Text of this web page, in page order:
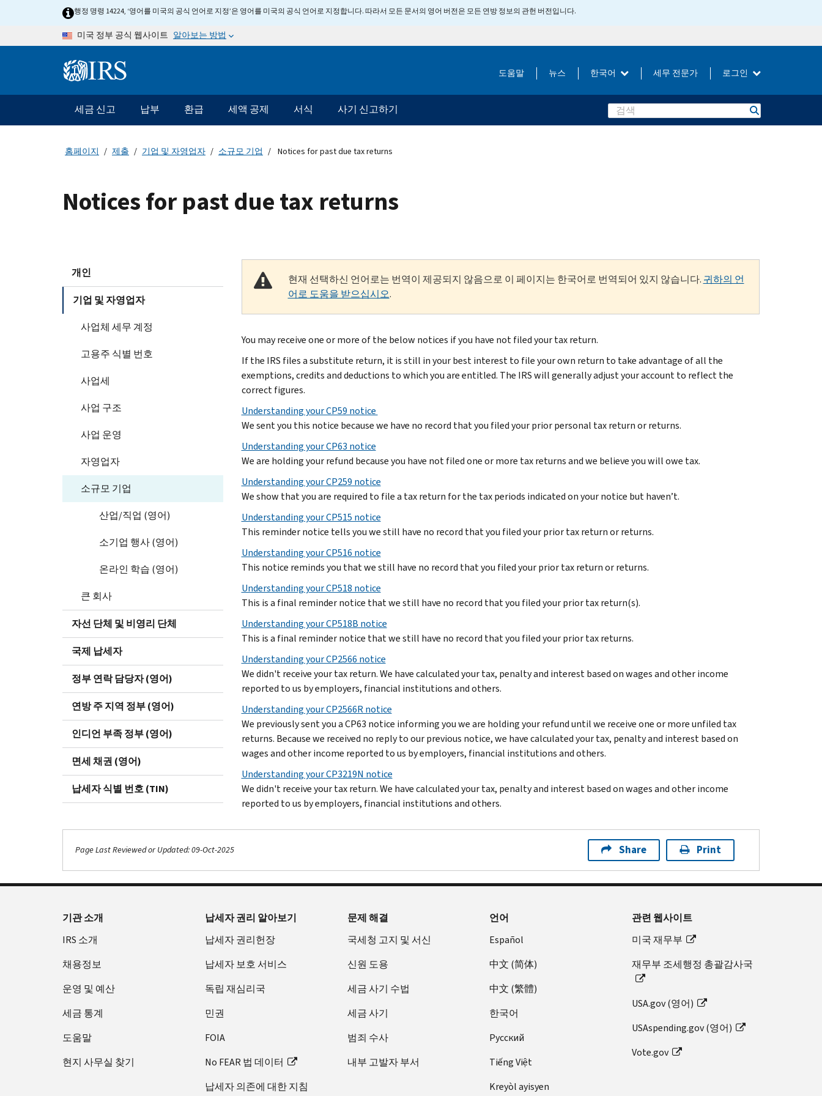
Skip to main content행정 명령 14224, ‘영어를 미국의 공식 언어로 지정’은 영어를 미국의 공식 언어로 지정합니다. 따라서 모든 문서의 영어 버전은 모든 연방 정보의 관헌 버전입니다.
미국 정부 공식 웹사이트 알아보는 방법
Information Menu 도움말 뉴스 한국어 세무 전문가 로그인
메인 네비게이션 바
세금 신고 납부 환급 세액 공제 서식 사기 신고하기 Search
홈페이지 제출 기업 및 자영업자 소규모 기업 Notices for past due tax returns
Notices for past due tax returns
개인
기업 및 자영업자
사업체 세무 계정
고용주 식별 번호
사업세
사업 구조
사업 운영
자영업자
소규모 기업
산업/직업 (영어)
소기업 행사 (영어)
온라인 학습 (영어)
큰 회사
자선 단체 및 비영리 단체
국제 납세자
정부 연락 담당자 (영어)
연방 주 지역 정부 (영어)
인디언 부족 정부 (영어)
면세 채권 (영어)
납세자 식별 번호 (TIN)
현재 선택하신 언어로는 번역이 제공되지 않음으로 이 페이지는 한국어로 번역되어 있지 않습니다. 귀하의 언
어로 도움을 받으십시오.
You may receive one or more of the below notices if you have not filed your tax return.
If the IRS files a substitute return, it is still in your best interest to file your own return to take advantage of all the
exemptions, credits and deductions to which you are entitled. The IRS will generally adjust your account to reflect the
correct figures.
Understanding your CP59 notice
We sent you this notice because we have no record that you filed your prior personal tax return or returns.
Understanding your CP63 notice
We are holding your refund because you have not filed one or more tax returns and we believe you will owe tax.
Understanding your CP259 notice
We show that you are required to file a tax return for the tax periods indicated on your notice but haven’t.
Understanding your CP515 notice
This reminder notice tells you we still have no record that you filed your prior tax return or returns.
Understanding your CP516 notice
This notice reminds you that we still have no record that you filed your prior tax return or returns.
Understanding your CP518 notice
This is a final reminder notice that we still have no record that you filed your prior tax return(s).
Understanding your CP518B notice
This is a final reminder notice that we still have no record that you filed your prior tax returns.
Understanding your CP2566 notice
We didn't receive your tax return. We have calculated your tax, penalty and interest based on wages and other income
reported to us by employers, financial institutions and others.
Understanding your CP2566R notice
We previously sent you a CP63 notice informing you we are holding your refund until we receive one or more unfiled tax
returns. Because we received no reply to our previous notice, we have calculated your tax, penalty and interest based on
wages and other income reported to us by employers, financial institutions and others.
Understanding your CP3219N notice
We didn't receive your tax return. We have calculated your tax, penalty and interest based on wages and other income
reported to us by employers, financial institutions and others.
Page Last Reviewed or Updated: 09-Oct-2025 Share Print
Footer Navigation
기관 소개
IRS 소개
채용정보
운영 및 예산
세금 통계
도움말
현지 사무실 찾기
납세자 권리 알아보기
납세자 권리헌장
납세자 보호 서비스
독립 재심리국
민권
FOIA
No FEAR 법 데이터
납세자 의존에 대한 지침
문제 해결
국세청 고지 및 서신
신원 도용
세금 사기 수법
세금 사기
범죄 수사
내부 고발자 부서
언어
Español
中文 (简体)
中文 (繁體)
한국어
Pусский
Tiếng Việt
Kreyòl ayisyen
관련 웹사이트
미국 재무부
재무부 조세행정 총괄감사국
USA.gov (영어)
USAspending.gov (영어)
Vote.gov